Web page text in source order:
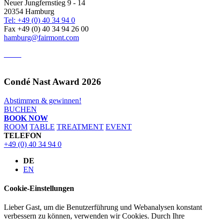
Neuer Jungfernstieg 9 - 14
20354 Hamburg
Tel: +49 (0) 40 34 94 0
Fax +49 (0) 40 34 94 26 00
hamburg@fairmont.com
Condé Nast Award 2026
Abstimmen & gewinnen!
BUCHEN
BOOK NOW
ROOM TABLE TREATMENT EVENT
TELEFON
+49 (0) 40 34 94 0
DE
EN
Cookie-Einstellungen
Lieber Gast, um die Benutzerführung und Webanalysen konstant
verbessern zu können, verwenden wir Cookies. Durch Ihre